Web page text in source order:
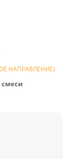
НАПРАВЛЕНИЕ)
смеси